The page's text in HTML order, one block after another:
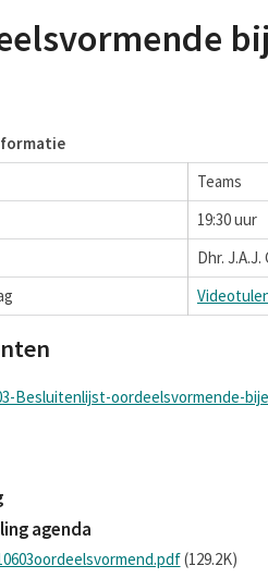
Teams
19:30 uur
Dhr.
Besluitenlijst-oordeelsvormende-
agenda
(129.2K)